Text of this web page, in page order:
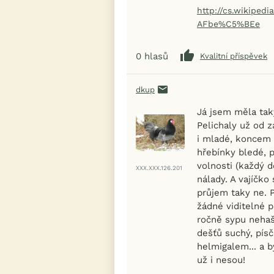
http://
AFbe%C5%BEe
0 hlasů Kvalitní příspěvek
dkup
XXX.XXX.126.201
Já jsem měla
Pelichaly už od
i mladé, koncem
hřebínky bledé,
volnosti (každý
nálady. A
průjem taky ne.
žádné viditelné
ročně sypu
dešťů suchý,
helmigalem... a
už i nesou!